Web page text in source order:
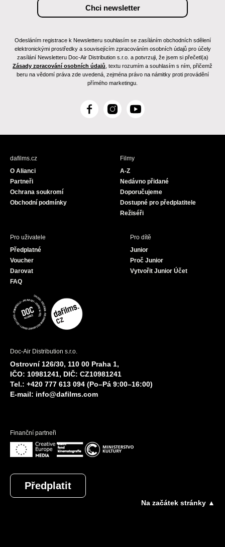
Odesláním registrace k Newsletteru souhlasím se zasíláním obchodních sdělení
elektronickými prostředky a souvisejícím zpracováním osobních údajů pro účely
zasílání Newsletteru Doc-Air Distribution s.r.o. a potvrzuji, že jsem si přečetl(a)
Zásady zpracování osobních údajů , textu rozumím a souhlasím s ním, přičemž
beru na vědomí práva zde uvedená, zejména právo na námitky proti provádění
přímého marketingu.
F
c
I
s
Y
u
dafilms.cz
O Alianci
Partneři
Ochrana soukromí
Obchodní podmínky
Filmy
A-Z
Nedávno přidané
Doporučujeme
Dostupné pro předplatitele
Režiséři
Pro uživatele
Předplatné
Voucher
Darovat
FAQ
Pro dítě
Junior
Proč Junior
Vytvořit Junior Účet
Doc-Air Distribution s.r.o.
Ostrovní 126/30, 110 00 Praha 1,
IČO: 10981241, DIČ: CZ10981241
Tel.: +420 777 613 094 (Po–Pá 9:00–16:00)
E-mail: info@dafilms.com
Finanční partneři
Předplatit
Na začátek stránky ▲